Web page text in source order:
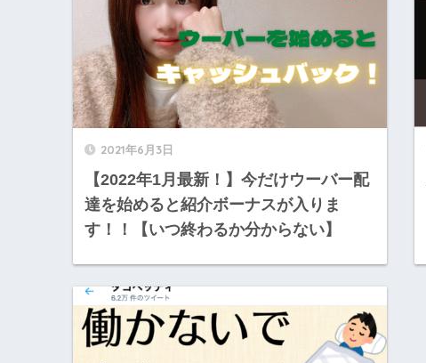
2021年6月3日
【2022年1月最新！】今だけウーバー配
達を始めると紹介ボーナスが入りま
す！！【いつ終わるか分からない】